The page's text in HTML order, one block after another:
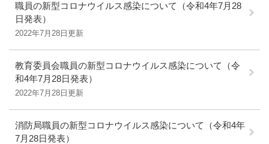
職員の新型コロナウイルス感染について（令和4年7月28
日発表）
2022年7月28日更新
教育委員会職員の新型コロナウイルス感染について（令
和4年7月28日発表）
2022年7月28日更新
消防局職員の新型コロナウイルス感染について（令和4年
7月28日発表）